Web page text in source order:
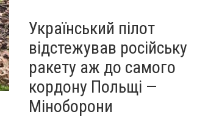
Український пілот
відстежував російську
ракету аж до самого
кордону Польщі —
Міноборони